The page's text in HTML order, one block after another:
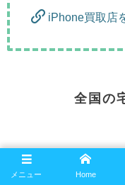
iPhone買取店
全国の
北海道地方
メニュー Home